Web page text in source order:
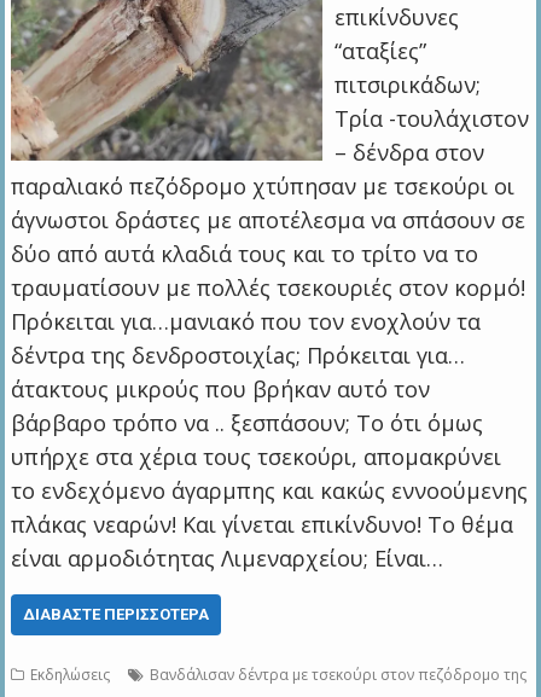
επικίνδυνες
“αταξίες”
πιτσιρικάδων;
Τρία -τουλάχιστον
– δένδρα στον
παραλιακό πεζόδρομο χτύπησαν με τσεκούρι οι
άγνωστοι δράστες με αποτέλεσμα να σπάσουν σε
δύο από αυτά κλαδιά τους και το τρίτο να το
τραυματίσουν με πολλές τσεκουριές στον κορμό!
Πρόκειται για…μανιακό που τον ενοχλούν τα
δέντρα της δενδροστοιχίaς; Πρόκειται για…
άτακτους μικρούς που βρήκαν αυτό τον
βάρβαρο τρόπο να .. ξεσπάσουν; Το ότι όμως
υπήρχε στα χέρια τους τσεκούρι, απομακρύνει
το ενδεχόμενο άγαρμπης και κακώς εννοούμενης
πλάκας νεαρών! Και γίνεται επικίνδυνο! Το θέμα
είναι αρμοδιότητας Λιμεναρχείου; Είναι…
ΔΙΑΒΆΣΤΕ ΠΕΡΙΣΣΌΤΕΡΑ
Εκδηλώσεις
Βανδάλισαν δέντρα με τσεκούρι στον πεζόδρομο της